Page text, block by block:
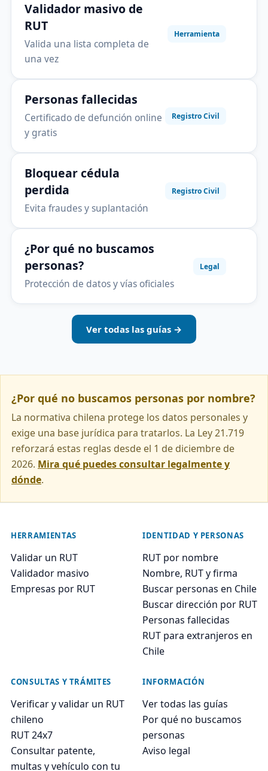
Validador masivo de
RUT
Valida una lista completa de
una vez
Herramienta
Personas fallecidas
Certificado de defunción online
y gratis
Registro Civil
Bloquear cédula
perdida
Evita fraudes y suplantación
Registro Civil
¿Por qué no buscamos
personas?
Protección de datos y vías oficiales
Legal
Ver todas las guías →
¿Por qué no buscamos personas por nombre?
La normativa chilena protege los datos personales y
exige una base jurídica para tratarlos. La Ley 21.719
reforzará estas reglas desde el 1 de diciembre de
2026. Mira qué puedes consultar legalmente y
dónde.
HERRAMIENTAS
Validar un RUT
Validador masivo
Empresas por RUT
IDENTIDAD Y PERSONAS
RUT por nombre
Nombre, RUT y firma
Buscar personas en Chile
Buscar dirección por RUT
Personas fallecidas
RUT para extranjeros en
Chile
CONSULTAS Y TRÁMITES
Verificar y validar un RUT
chileno
RUT 24x7
Consultar patente,
multas y vehículo con tu
INFORMACIÓN
Ver todas las guías
Por qué no buscamos
personas
Aviso legal